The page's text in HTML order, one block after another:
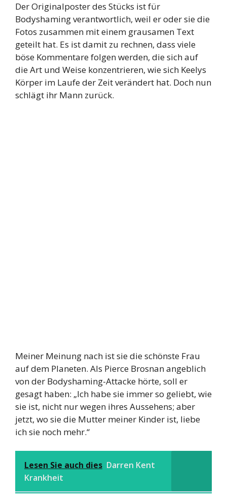
Der Originalposter des Stücks ist für
Bodyshaming verantwortlich, weil er oder sie die
Fotos zusammen mit einem grausamen Text
geteilt hat. Es ist damit zu rechnen, dass viele
böse Kommentare folgen werden, die sich auf
die Art und Weise konzentrieren, wie sich Keelys
Körper im Laufe der Zeit verändert hat. Doch nun
schlägt ihr Mann zurück.
Meiner Meinung nach ist sie die schönste Frau
auf dem Planeten. Als Pierce Brosnan angeblich
von der Bodyshaming-Attacke hörte, soll er
gesagt haben: „Ich habe sie immer so geliebt, wie
sie ist, nicht nur wegen ihres Aussehens; aber
jetzt, wo sie die Mutter meiner Kinder ist, liebe
ich sie noch mehr.“
Lesen Sie auch dies Darren Kent
Krankheit